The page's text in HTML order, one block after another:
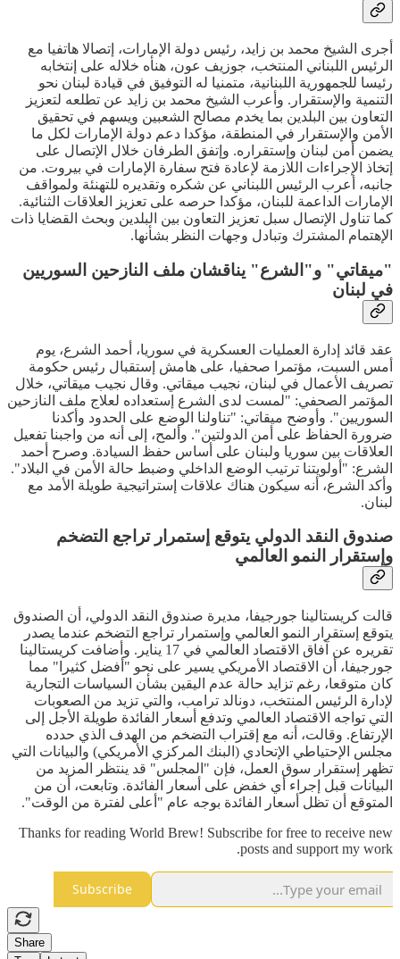
أجرى الشيخ محمد بن زايد، رئيس دولة الإمارات، إتصالا هاتفيا مع
الرئيس اللبناني المنتخب، جوزيف عون، هنأه خلاله على إنتخابه
رئيسا للجمهورية اللبنانية، متمنيا له التوفيق في قيادة لبنان نحو
التنمية والإستقرار. وأعرب الشيخ محمد بن زايد عن تطلعه لتعزيز
التعاون بين البلدين بما يخدم مصالح الشعبين ويسهم في تحقيق
الأمن والإستقرار في المنطقة، مؤكدا دعم دولة الإمارات لكل ما
يضمن أمن لبنان وإستقراره. وإتفق الطرفان خلال الإتصال على
إتخاذ الإجراءات اللازمة لإعادة فتح سفارة الإمارات في بيروت. من
جانبه، أعرب الرئيس اللبناني عن شكره وتقديره للتهنئة ولمواقف
الإمارات الداعمة للبنان، مؤكدا حرصه على تعزيز العلاقات الثنائية.
كما تناول الإتصال سبل تعزيز التعاون بين البلدين وبحث القضايا ذات
الإهتمام المشترك وتبادل وجهات النظر بشأنها.
"ميقاتي" و"الشرع" يناقشان ملف النازحين السوريين
في لبنان
عقد قائد إدارة العمليات العسكرية في سوريا، أحمد الشرع، يوم
أمس السبت، مؤتمرا صحفيا، على هامش إستقبال رئيس حكومة
تصريف الأعمال في لبنان، نجيب ميقاتي. وقال نجيب ميقاتي، خلال
المؤتمر الصحفي: "لمست لدى الشرع إستعداده لعلاج ملف النازحين
السوريين". وأوضح ميقاتي: "تناولنا الوضع على الحدود وأكدنا
ضرورة الحفاظ على أمن الدولتين". وألمح، إلى أنه من واجبنا تفعيل
العلاقات بين سوريا ولبنان على أساس حفظ السيادة. وصرح أحمد
الشرع: "أولويتنا ترتيب الوضع الداخلي وضبط حالة الأمن في البلاد".
وأكد الشرع، أنه سيكون هناك علاقات إستراتيجية طويلة الأمد مع
لبنان.
صندوق النقد الدولي يتوقع إستمرار تراجع التضخم
وإستقرار النمو العالمي
قالت كريستالينا جورجيفا، مديرة صندوق النقد الدولي، أن الصندوق
يتوقع إستقرار النمو العالمي وإستمرار تراجع التضخم عندما يصدر
تقريره عن آفاق الاقتصاد العالمي في 17 يناير. وأضافت كريستالينا
جورجيفا، أن الاقتصاد الأمريكي يسير على نحو "أفضل كثيرا" مما
كان متوقعا، رغم تزايد حالة عدم اليقين بشأن السياسات التجارية
لإدارة الرئيس المنتخب، دونالد ترامب، والتي تزيد من الصعوبات
التي تواجه الاقتصاد العالمي وتدفع أسعار الفائدة طويلة الأجل إلى
الإرتفاع. وقالت، أنه مع إقتراب التضخم من الهدف الذي حدده
مجلس الإحتياطي الإتحادي (البنك المركزي الأمريكي) والبيانات التي
تظهر إستقرار سوق العمل، فإن "المجلس" قد ينتظر المزيد من
البيانات قبل إجراء أي خفض على أسعار الفائدة. وتابعت، أن من
المتوقع أن تظل أسعار الفائدة بوجه عام "أعلى لفترة من الوقت".
Thanks for reading World Brew! Subscribe for free to receive new
posts and support my work.
Subscribe
Share